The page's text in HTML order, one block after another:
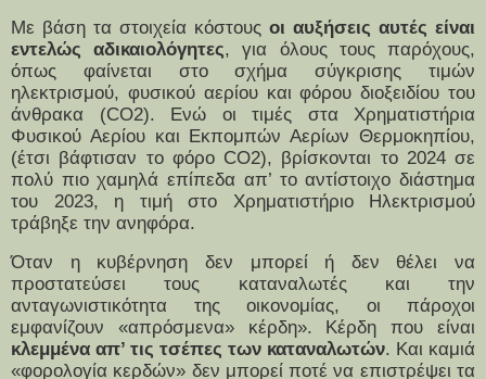
Με βάση τα στοιχεία κόστους οι αυξήσεις αυτές είναι
εντελώς αδικαιολόγητες, για όλους τους παρόχους,
όπως φαίνεται στο σχήμα σύγκρισης τιμών
ηλεκτρισμού, φυσικού αερίου και φόρου διοξειδίου του
άνθρακα (CO2). Ενώ οι τιμές στα Χρηματιστήρια
Φυσικού Αερίου και Εκπομπών Αερίων Θερμοκηπίου,
(έτσι βάφτισαν το φόρο CO2), βρίσκονται το 2024 σε
πολύ πιο χαμηλά επίπεδα απ’ το αντίστοιχο διάστημα
του 2023, η τιμή στο Χρηματιστήριο Ηλεκτρισμού
τράβηξε την ανηφόρα.
Όταν η κυβέρνηση δεν μπορεί ή δεν θέλει να
προστατεύσει τους καταναλωτές και την
ανταγωνιστικότητα της οικονομίας, οι πάροχοι
εμφανίζουν «απρόσμενα» κέρδη». Κέρδη που είναι
κλεμμένα απ’ τις τσέπες των καταναλωτών. Και καμιά
«φορολογία κερδών» δεν μπορεί ποτέ να επιστρέψει τα